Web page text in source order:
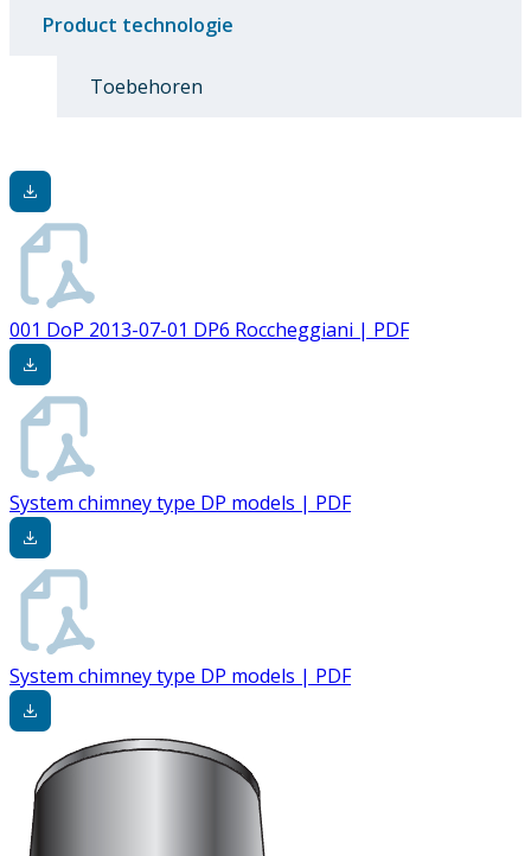
Product technologie
Toebehoren
001 DoP 2013-07-01 DP6 Roccheggiani | PDF
System chimney type DP models | PDF
System chimney type DP models | PDF